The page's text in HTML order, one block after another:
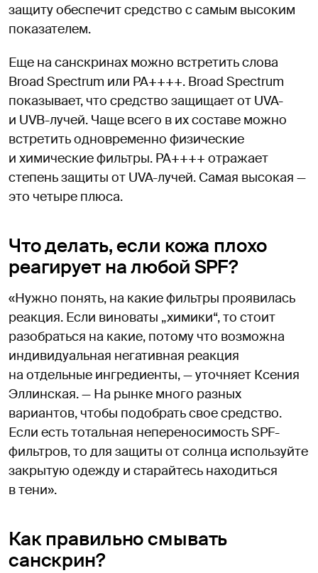
защиту обеспечит средство с самым высоким
показателем.
Еще на санскринах можно встретить слова
Broad Spectrum или PA++++. Broad Spectrum
показывает, что средство защищает от UVA-
и UVB-лучей. Чаще всего в их составе можно
встретить одновременно физические
и химические фильтры. PA++++ отражает
степень защиты от UVA-лучей. Самая высокая —
это четыре плюса.
Что делать, если кожа плохо
реагирует на любой SPF?
«Нужно понять, на какие фильтры проявилась
реакция. Если виноваты „химики“, то стоит
разобраться на какие, потому что возможна
индивидуальная негативная реакция
на отдельные ингредиенты, — уточняет Ксения
Эллинская. — На рынке много разных
вариантов, чтобы подобрать свое средство.
Если есть тотальная непереносимость SPF-
фильтров, то для защиты от солнца используйте
закрытую одежду и старайтесь находиться
в тени».
Как правильно смывать
санскрин?